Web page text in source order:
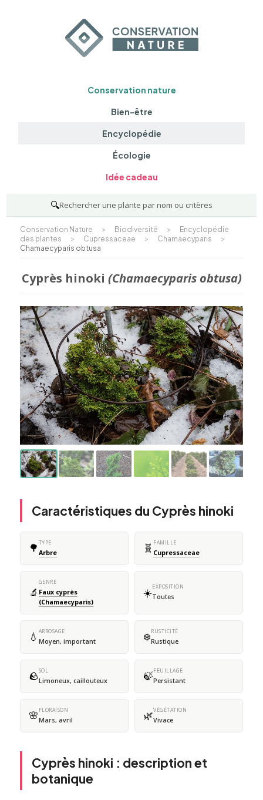
Conservation nature
Bien-être
Encyclopédie
Écologie
Idée cadeau
🔍Rechercher une plante par nom ou critères
Conservation Nature > Biodiversité >
Encyclopédie
des plantes
> Cupressaceae > Chamaecyparis
>
Chamaecyparis obtusa
Cyprès hinoki (Chamaecyparis obtusa)
Caractéristiques du Cyprès hinoki
🌳 TYPE
Arbre 🧬 FAMILLE
Cupressaceae
🔬
GENRE
Faux cyprès
(Chamaecyparis)
☀️EXPOSITION
Toutes
💧 ARROSAGE
Moyen, important ❄️RUSTICITÉ
Rustique
🪨SOL
Limoneux, caillouteux 🍃FEUILLAGE
Persistant
🌸 FLORAISON
Mars, avril 🌿VÉGÉTATION
Vivace
Cyprès hinoki : description et
botanique